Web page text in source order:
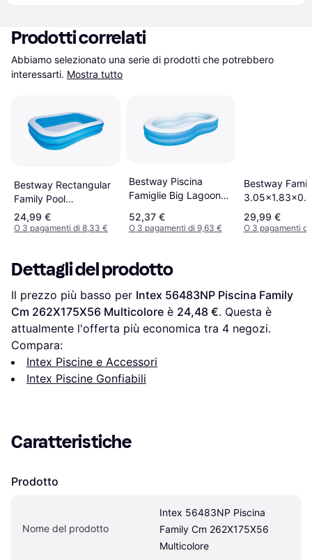
Prodotti correlati
Abbiamo selezionato una serie di prodotti che potrebbero
interessarti. Mostra tutto
Bestway Rectangular
Family Pool
2.62x1.75x0.51m
24,99 €
O 3 pagamenti di 8,33 €
Bestway Piscina
Famiglie Big Lagoon
52,37 €
O 3 pagamenti di 9,63 €
Bestway
29,99 €
O 3 pagamenti di
Dettagli del prodotto
Il prezzo più basso per Intex 56483NP Piscina Family
Cm 262X175X56 Multicolore è 24,48 €. Questa è
attualmente l'offerta più economica tra 4 negozi.
Compara:
Intex Piscine e Accessori
Intex Piscine Gonfiabili
Caratteristiche
Prodotto
Nome del prodotto
Intex 56483NP Piscina
Family Cm 262X175X56
Multicolore